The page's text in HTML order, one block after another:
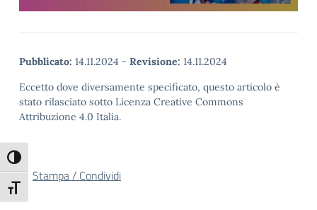
Attiva/disattiva alto contrasto
Attiva/disattiva dimensione testo
Pubblicato: 14.11.2024 - Revisione: 14.11.2024
Eccetto dove diversamente specificato, questo articolo è
stato rilasciato sotto Licenza Creative Commons
Attribuzione 4.0 Italia.
Stampa / Condividi